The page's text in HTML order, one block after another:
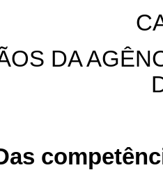
DA